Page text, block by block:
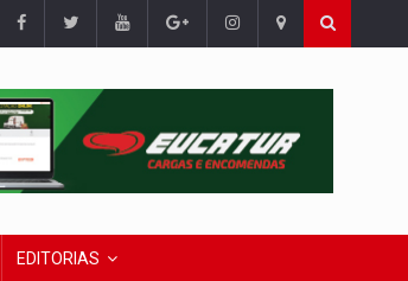
EDITORIAS